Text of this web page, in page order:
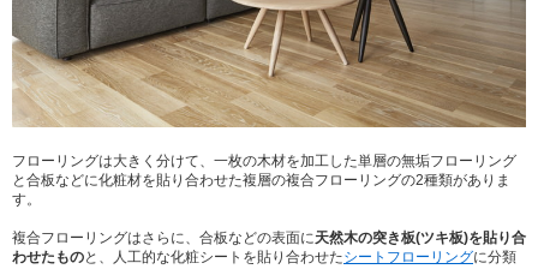
フローリングは大きく分けて、一枚の木材を加工した単層の無垢フローリング
と合板などに化粧材を貼り合わせた複層の複合フローリングの2種類がありま
す。
複合フローリングはさらに、合板などの表面に天然木の突き板(ツキ板)を貼り合
わせたものと、人工的な化粧シートを貼り合わせたシートフローリングに分類